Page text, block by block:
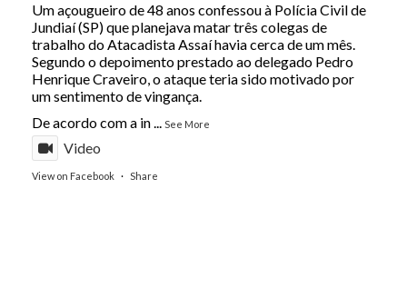
Um açougueiro de 48 anos confessou à Polícia Civil de
Jundiaí (SP) que planejava matar três colegas de
trabalho do Atacadista Assaí havia cerca de um mês.
Segundo o depoimento prestado ao delegado Pedro
Henrique Craveiro, o ataque teria sido motivado por
um sentimento de vingança.
De acordo com a in... See More
Video
View on Facebook · Share